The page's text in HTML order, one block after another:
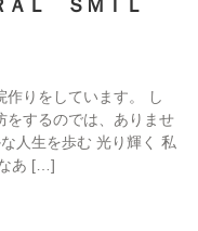
ＡＬ ＳＭＩＬ
作りをしています。 し
をするのでは、ありませ
人生を歩む 光り輝く 私
あ […]